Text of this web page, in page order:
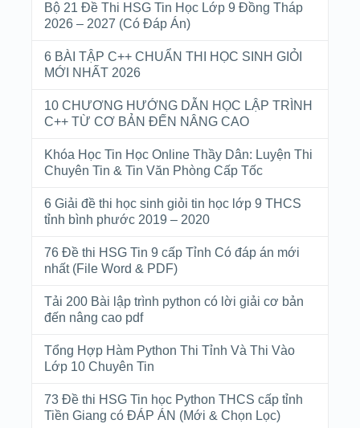
Bộ 21 Đề Thi HSG Tin Học Lớp 9 Đồng Tháp
2026 – 2027 (Có Đáp Án)
6 BÀI TẬP C++ CHUẨN THI HỌC SINH GIỎI
MỚI NHẤT 2026
10 CHƯƠNG HƯỚNG DẪN HỌC LẬP TRÌNH
C++ TỪ CƠ BẢN ĐẾN NÂNG CAO
Khóa Học Tin Học Online Thầy Dân: Luyện Thi
Chuyên Tin & Tin Văn Phòng Cấp Tốc
6 Giải đề thi học sinh giỏi tin học lớp 9 THCS
tỉnh bình phước 2019 – 2020
76 Đề thi HSG Tin 9 cấp Tỉnh Có đáp án mới
nhất (File Word & PDF)
Tải 200 Bài lập trình python có lời giải cơ bản
đến nâng cao pdf
Tổng Hợp Hàm Python Thi Tỉnh Và Thi Vào
Lớp 10 Chuyên Tin
73 Đề thi HSG Tin học Python THCS cấp tỉnh
Tiền Giang có ĐÁP ÁN (Mới & Chọn Lọc)